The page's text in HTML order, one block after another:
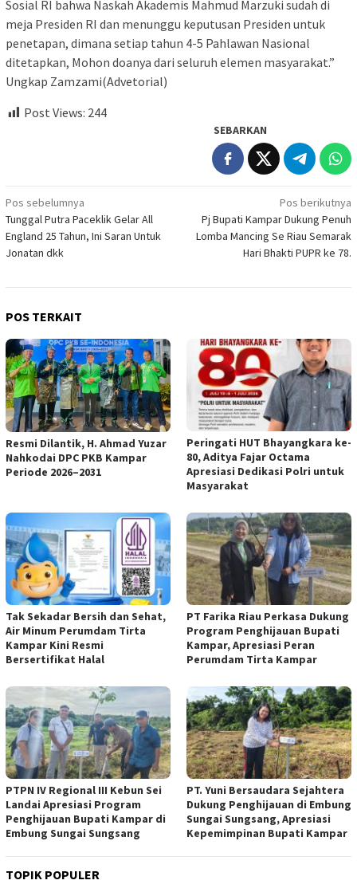
Sosial RI bahwa Naskah Akademis Mahmud Marzuki sudah di
meja Presiden RI dan menunggu keputusan Presiden untuk
penetapan, dimana setiap tahun 4-5 Pahlawan Nasional
ditetapkan, Mohon doanya dari seluruh elemen masyarakat.”
Ungkap Zamzami(Advetorial)
Post Views: 244
SEBARKAN
Navigasi
pos
Pos sebelumnya
Tunggal Putra Paceklik Gelar All
England 25 Tahun, Ini Saran Untuk
Jonatan dkk
Pos berikutnya
Pj Bupati Kampar Dukung Penuh
Lomba Mancing Se Riau Semarak
Hari Bhakti PUPR ke 78.
POS TERKAIT
Resmi Dilantik, H. Ahmad Yuzar
Nahkodai DPC PKB Kampar
Periode 2026–2031
Peringati HUT Bhayangkara ke-
80, Aditya Fajar Octama
Apresiasi Dedikasi Polri untuk
Masyarakat
Tak Sekadar Bersih dan Sehat,
Air Minum Perumdam Tirta
Kampar Kini Resmi
Bersertifikat Halal
PT Farika Riau Perkasa Dukung
Program Penghijauan Bupati
Kampar, Apresiasi Peran
Perumdam Tirta Kampar
PTPN IV Regional III Kebun Sei
Landai Apresiasi Program
Penghijauan Bupati Kampar di
Embung Sungai Sungsang
PT. Yuni Bersaudara Sejahtera
Dukung Penghijauan di Embung
Sungai Sungsang, Apresiasi
Kepemimpinan Bupati Kampar ‎
TOPIK POPULER